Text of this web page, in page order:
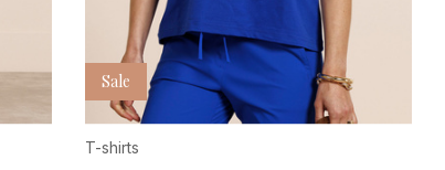
Sale
T-shirts